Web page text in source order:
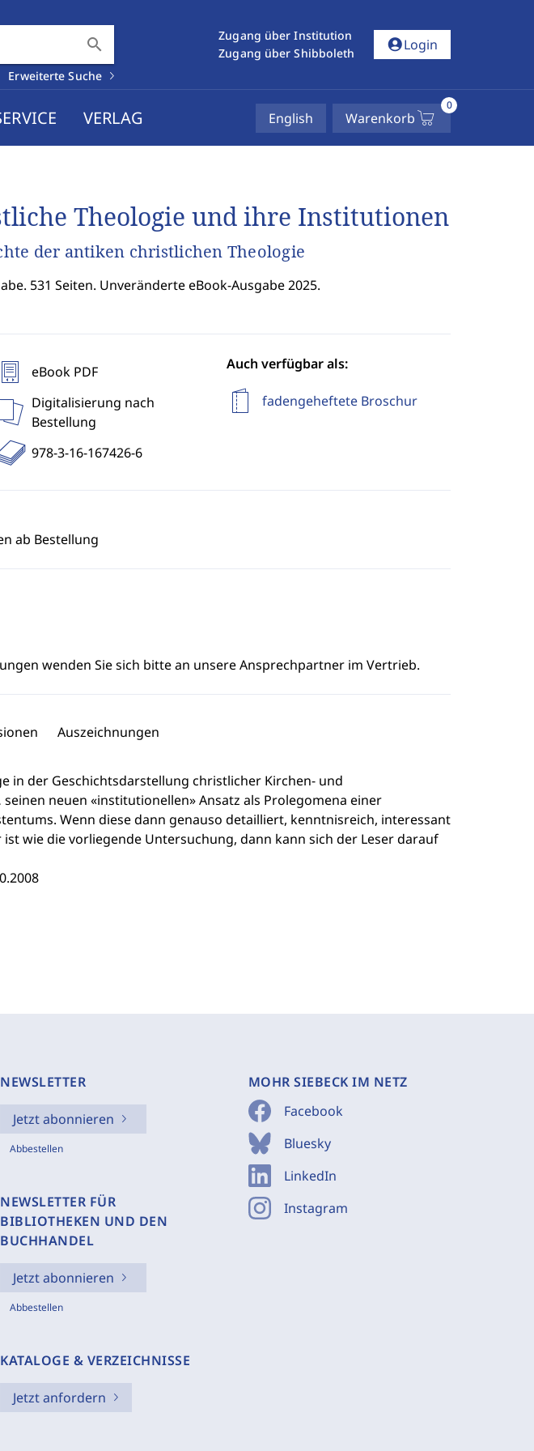
search
Erweiterte Suche
Zugang über Institution
Zugang über Shibboleth
account_circleLogin
VERLAG English Warenkorb
0
Theologie und ihre Institutionen
der antiken christlichen Theologie
531 Seiten. Unveränderte eBook-Ausgabe 2025.
eBook PDF
Digitalisierung nach
Bestellung
978-3-16-167426-6
Auch verfügbar als:
fadengeheftete Broschur
ab Bestellung
wenden Sie sich bitte an unsere Ansprechpartner im Vertrieb.
Auszeichnungen
in der Geschichtsdarstellung christlicher Kirchen- und
neuen «institutionellen» Ansatz als Prolegomena einer
Wenn diese dann genauso detailliert, kenntnisreich, interessant
wie die vorliegende Untersuchung, dann kann sich der Leser darauf
NEWSLETTER
Jetzt abonnieren
Abbestellen
NEWSLETTER FÜR
BIBLIOTHEKEN UND DEN
BUCHHANDEL
Jetzt abonnieren
Abbestellen
KATALOGE & VERZEICHNISSE
Jetzt anfordern
MOHR SIEBECK IM NETZ
Facebook
Bluesky
LinkedIn
Instagram